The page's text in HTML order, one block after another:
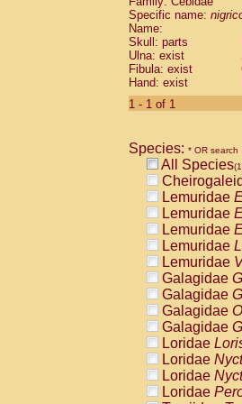
Cebidae
Cebidae
Cebidae
Cebidae
Cebidae
Cebidae
Cebidae
Cebidae
Cebidae
Cebidae
Cebidae
Cebidae
Atelidae
Atelidae
Atelidae
Atelidae
Atelidae
Atelidae
Atelidae
Atelidae
Atelidae
Atelidae
Pitheciidae
Specific name:
Name:
Skull: parts
Ulna: exist
Fibula: exist
Hand: exist
1 - 1 of 1
Species: * OR search
All Species
Lemuridae
Lemuridae
Lemuridae
Lemuridae
Lemuridae
Galagidae
Galagidae
Galagidae
Galagidae
Loridae
Loridae
Loridae
Loridae